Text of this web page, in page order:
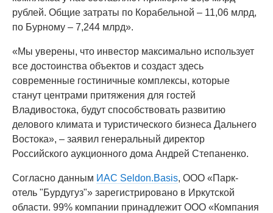
рублей. Общие затраты по Корабельной – 11,06 млрд,
по Бурному – 7,244 млрд».
«Мы уверены, что инвестор максимально использует
все достоинства объектов и создаст здесь
современные гостиничные комплексы, которые
станут центрами притяжения для гостей
Владивостока, будут способствовать развитию
делового климата и туристического бизнеса Дальнего
Востока», – заявил генеральный директор
Российского аукционного дома Андрей Степаненко.
Согласно данным ИАС Seldon.Basis, ООО «Парк-
отель "Бурдугуз"» зарегистрировано в Иркутской
области. 99% компании принадлежит ООО «Компания